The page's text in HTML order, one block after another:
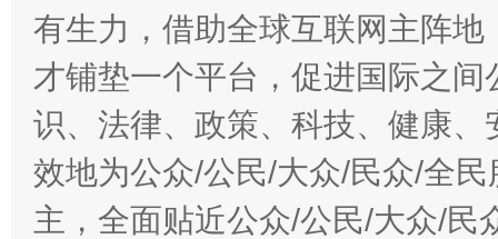
有生力，借助全球互联网主阵
才铺垫一个平台，促进国际之
识、法律、政策、科技、健康
效地为公众/公民/大众/民众/全
主，全面贴近公众/公民/大众/民